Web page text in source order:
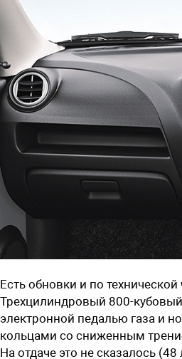
Есть обновки и по технической
Трехцилиндровый 800-
электронной педалью газа и
кольцами со сниженным
На отдаче это не сказалось